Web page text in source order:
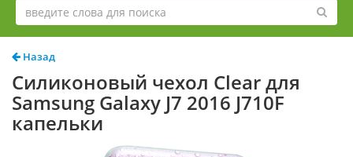
Назад
Силиконовый чехол Clear для
Samsung Galaxy J7 2016 J710F
капельки